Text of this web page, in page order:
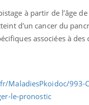
à partir de l’âge
d'un cancer du
associées à des